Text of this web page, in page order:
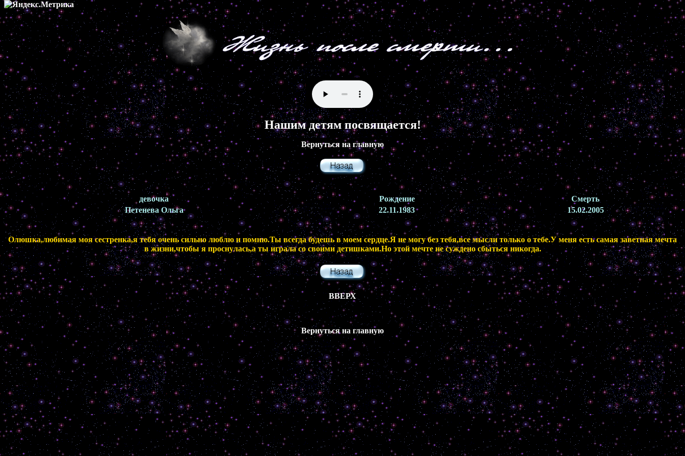
Нашим детям посвящается!
Вернуться на главную
девочка Рождение
Смерть
Петенева Ольга
22.11.1983 15.02.2005
Олюшка,любимая моя сестренка,я тебя очень сильно люблю и помню.Ты всегда будешь в моем сердце.Я не могу без тебя,все мысли только о тебе.У меня есть самая заветная мечта
в жизни,чтобы я проснулась,а ты играла со своими детишками.Но этой мечте не суждено сбыться никогда.
ВВЕРХ
Вернуться на главную